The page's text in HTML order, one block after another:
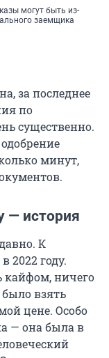
могут быть из-
заемщика
за последнее
по
существенно.
минут,
— история
К
2022 году.
кайфом, ничего
взять
цене. Особо
— она была в